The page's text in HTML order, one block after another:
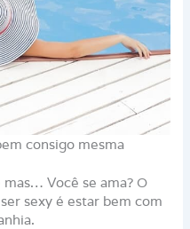
consigo mesma
Você se ama? O
sexy é estar bem com